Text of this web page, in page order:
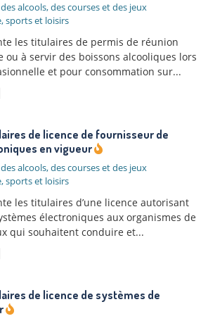
des alcools, des courses et des jeux
sports et loisirs
les titulaires de permis de réunion
ou à servir des boissons alcooliques lors
et pour consommation sur...
de licence de fournisseur de
en vigueur
des alcools, des courses et des jeux
sports et loisirs
les titulaires d’une licence autorisant
électroniques aux organismes de
qui souhaitent conduire et...
de licence de systèmes de